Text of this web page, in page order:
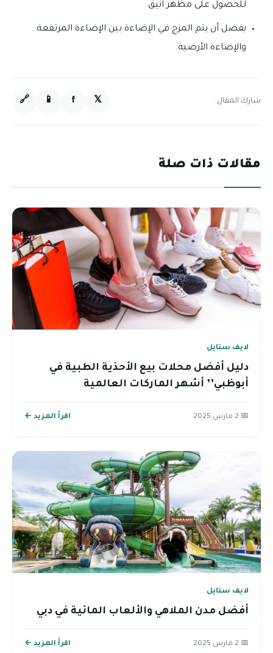
للحصول على مظهر انيق.
يفضل أن يتم المزج في الإضاءة بين الإضاءة المرتفعة
والإضاءة الأرضية.
شارك المقال: 𝕏
f
📱
🔗
مقالات ذات صلة
لايف ستايل
دليل أفضل محلات بيع الأحذية الطبية في
أبوظبي’’ أشهر الماركات العالمية
📅 2 مارس 2025 اقرأ المزيد ←
لايف ستايل
أفضل مدن الملاهي والألعاب المائية في دبي
📅 2 مارس 2025 اقرأ المزيد ←